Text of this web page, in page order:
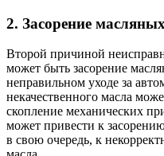
2. Засорение
Второй причиной
может быть засорение
неправильном уходе за
некачественного масла
скопление механических
может привести к
в свою очередь, к